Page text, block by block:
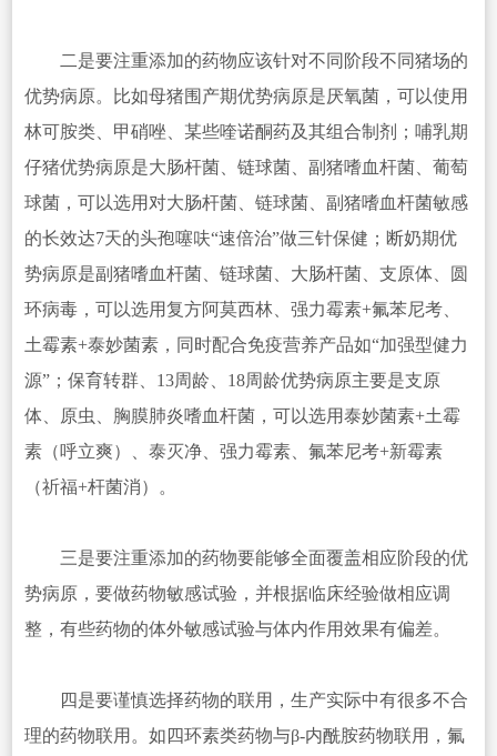
二是要注重添加的药物应该针对不同阶段不同猪场的
优势病原。比如母猪围产期优势病原是厌氧菌，可以使用
林可胺类、甲硝唑、某些喹诺酮药及其组合制剂；哺乳期
仔猪优势病原是大肠杆菌、链球菌、副猪嗜血杆菌、葡萄
球菌，可以选用对大肠杆菌、链球菌、副猪嗜血杆菌敏感
的长效达7天的头孢噻呋“速倍治”做三针保健；断奶期优
势病原是副猪嗜血杆菌、链球菌、大肠杆菌、支原体、圆
环病毒，可以选用复方阿莫西林、强力霉素+氟苯尼考、
土霉素+泰妙菌素，同时配合免疫营养产品如“加强型健力
源”；保育转群、13周龄、18周龄优势病原主要是支原
体、原虫、胸膜肺炎嗜血杆菌，可以选用泰妙菌素+土霉
素（呼立爽）、泰灭净、强力霉素、氟苯尼考+新霉素
（祈福+杆菌消）。
三是要注重添加的药物要能够全面覆盖相应阶段的优
势病原，要做药物敏感试验，并根据临床经验做相应调
整，有些药物的体外敏感试验与体内作用效果有偏差。
四是要谨慎选择药物的联用，生产实际中有很多不合
理的药物联用。如四环素类药物与β-内酰胺药物联用，氟